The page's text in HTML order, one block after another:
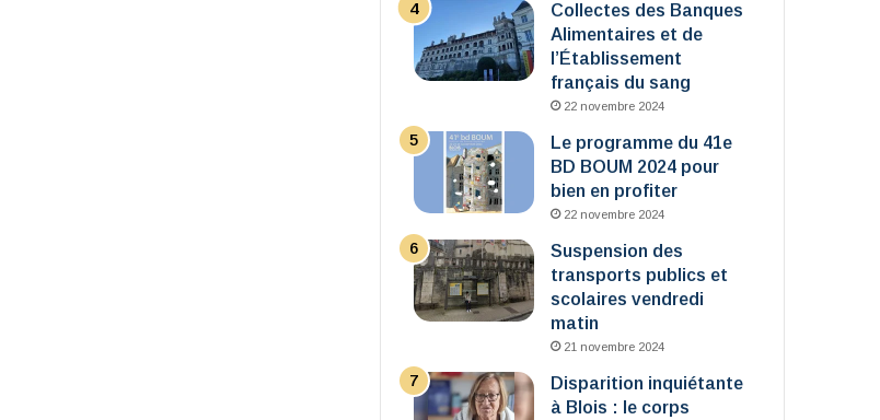
Collectes des Banques
Alimentaires et de
l’Établissement
français du sang
22 novembre 2024
Le programme du 41e
BD BOUM 2024 pour
bien en profiter
22 novembre 2024
Suspension des
transports publics et
scolaires vendredi
matin
21 novembre 2024
Disparition inquiétante
à Blois : le corps